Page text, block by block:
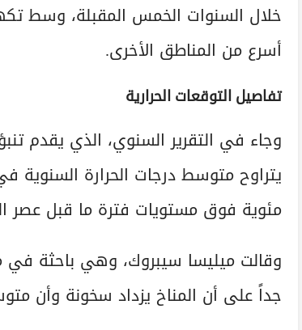
خلال السنوات الخمس المقبلة، وسط
أسرع من المناطق الأخرى.
تفاصيل التوقعات الحرارية
وجاء في التقرير السنوي، الذي يقدم
مئوية فوق مستويات فترة ما قبل عصر الصناعة
وقالت ميليسا سيبروك، وهي باحثة في
جداً على أن المناخ يزداد سخونة وأن